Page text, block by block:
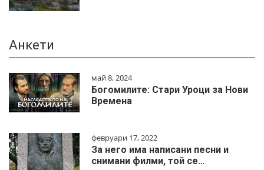
Анкети
май 8, 2024
Богомилите: Стари Уроци за Нови
Времена
февруари 17, 2022
За него има написани песни и
снимани филми, той се…